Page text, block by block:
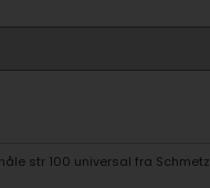
str 100 universal fra Schmetz